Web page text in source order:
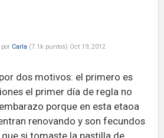
por Carla (7.1k puntos) Oct 19, 2012
dos motivos: el primero es
el primer día de regla no
porque en esta etaoa
renovando y son fecundos
si tomaste la pastilla de